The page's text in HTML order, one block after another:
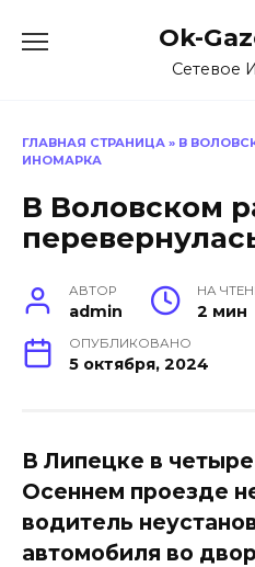
Ok-
Сетевое
ГЛАВНАЯ СТРАНИЦА » В
ИНОМАРКА
В Воловском
АВТОР
admin
НА
2 мин
ОПУБЛИКОВАНО
5 октября, 2024
В Липецке в
Осеннем проезде
водитель
автомобиля во